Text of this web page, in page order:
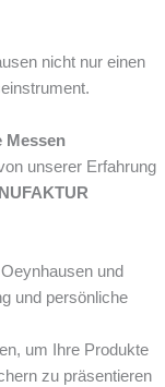
nicht nur einen
Messen
unserer Erfahrung
und
und persönliche
um Ihre Produkte
zu präsentieren